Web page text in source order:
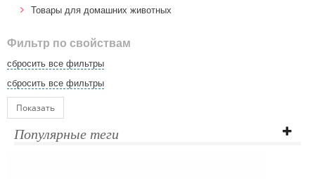
Товары для домашних животных
Фильтр по свойствам
сбросить все фильтры
сбросить все фильтры
Показать
Популярные теги